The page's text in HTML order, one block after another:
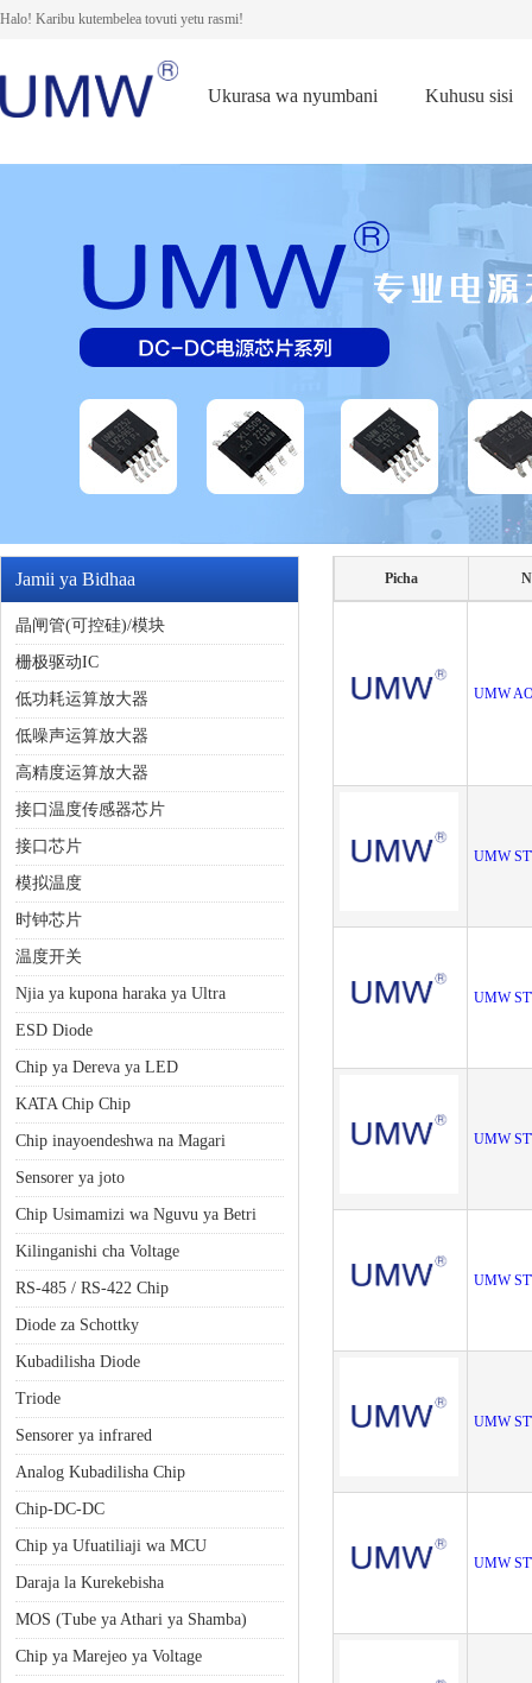
Halo! Karibu kutembelea tovuti yetu rasmi!
Ukurasa wa nyumbani Kuhusu sisi
Jamii ya Bidhaa
晶闸管(可控硅)/模块
栅极驱动IC
低功耗运算放大器
低噪声运算放大器
高精度运算放大器
接口温度传感器芯片
接口芯片
模拟温度
时钟芯片
温度开关
Njia ya kupona haraka ya Ultra
ESD Diode
Chip ya Dereva ya LED
KATA Chip Chip
Chip inayoendeshwa na Magari
Sensorer ya joto
Chip Usimamizi wa Nguvu ya Betri
Kilinganishi cha Voltage
RS-485 / RS-422 Chip
Diode za Schottky
Kubadilisha Diode
Triode
Sensorer ya infrared
Analog Kubadilisha Chip
Chip-DC-DC
Chip ya Ufuatiliaji wa MCU
Daraja la Kurekebisha
MOS (Tube ya Athari ya Shamba)
Chip ya Marejeo ya Voltage
Picha
UMW
UMW
UMW
UMW
UMW
UMW
UMW